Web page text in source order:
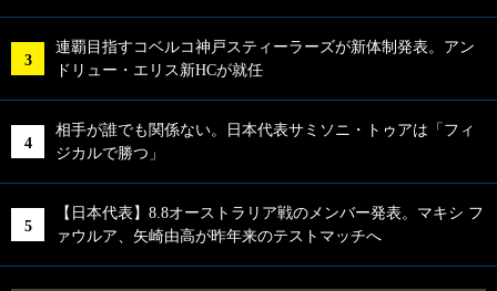
連覇目指すコベルコ神戸スティーラーズが新体制発表。アン
ドリュー・エリス新HCが就任
相手が誰でも関係ない。日本代表サミソニ・トゥアは「フィ
ジカルで勝つ」
【日本代表】8.8オーストラリア戦のメンバー発表。マキシ フ
ァウルア、矢崎由高が昨年来のテストマッチへ